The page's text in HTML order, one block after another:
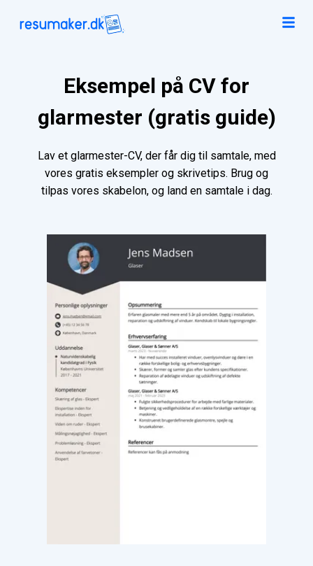
Eksempel på CV for
glarmester (gratis guide)
Lav et glarmester-CV, der får dig til samtale, med
vores gratis eksempler og skrivetips. Brug og
tilpas vores skabelon, og land en samtale i dag.